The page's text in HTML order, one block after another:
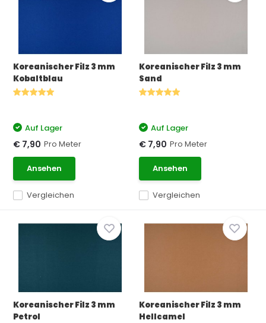
Koreanischer Filz 3 mm
Kobaltblau
Vergleichen
Auf Lager
€ 7,90 Pro Meter
Ansehen
Koreanischer Filz 3 mm
Sand
Vergleichen
Auf Lager
€ 7,90 Pro Meter
Ansehen
Koreanischer Filz 3 mm
Petrol
Koreanischer Filz 3 mm
Hellcamel